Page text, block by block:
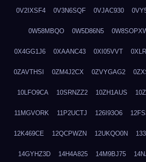
0V2IXSF4 0V3N6SQF 0VJAC930
0W58MBQO 0W5D86N5
0X4GG1J6 0XAANC43 0XI05VVT
0ZAVTHSI 0ZM4J2CX 0ZVYGAG2
10LFO9CA 10SRNZZ2 10ZH1AUS
11MGVORK 11P2UCTJ 126I93O6
12K469CE 12QCPWZN 12UKQO0N
14GYHZ3D 14H4A825 14M9BJ75